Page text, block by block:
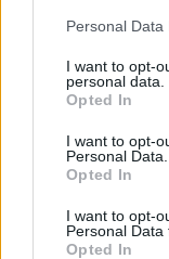
Personal
I want to opt-
personal data.
Opted In
I want to opt-
Personal Data.
Opted In
I want to opt-
Personal Data
Opted In
Sagittario
Incontri felici.
Oggi siete
rinnovativo,